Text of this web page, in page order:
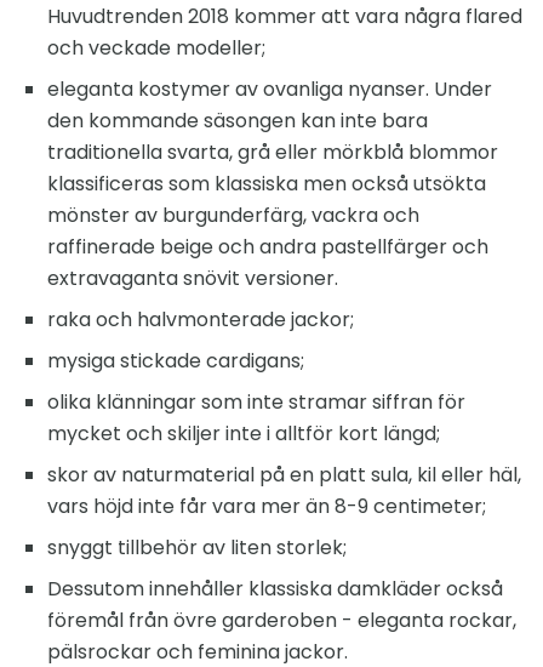
Huvudtrenden 2018 kommer att vara några flared
och veckade modeller;
eleganta kostymer av ovanliga nyanser. Under
den kommande säsongen kan inte bara
traditionella svarta, grå eller mörkblå blommor
klassificeras som klassiska men också utsökta
mönster av burgunderfärg, vackra och
raffinerade beige och andra pastellfärger och
extravaganta snövit versioner.
raka och halvmonterade jackor;
mysiga stickade cardigans;
olika klänningar som inte stramar siffran för
mycket och skiljer inte i alltför kort längd;
skor av naturmaterial på en platt sula, kil eller häl,
vars höjd inte får vara mer än 8-9 centimeter;
snyggt tillbehör av liten storlek;
Dessutom innehåller klassiska damkläder också
föremål från övre garderoben - eleganta rockar,
pälsrockar och feminina jackor.